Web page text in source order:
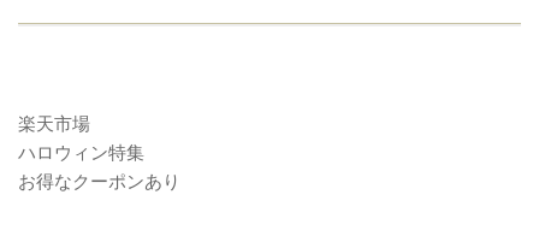
楽天市場
ハロウィン特集
お得なクーポンあり